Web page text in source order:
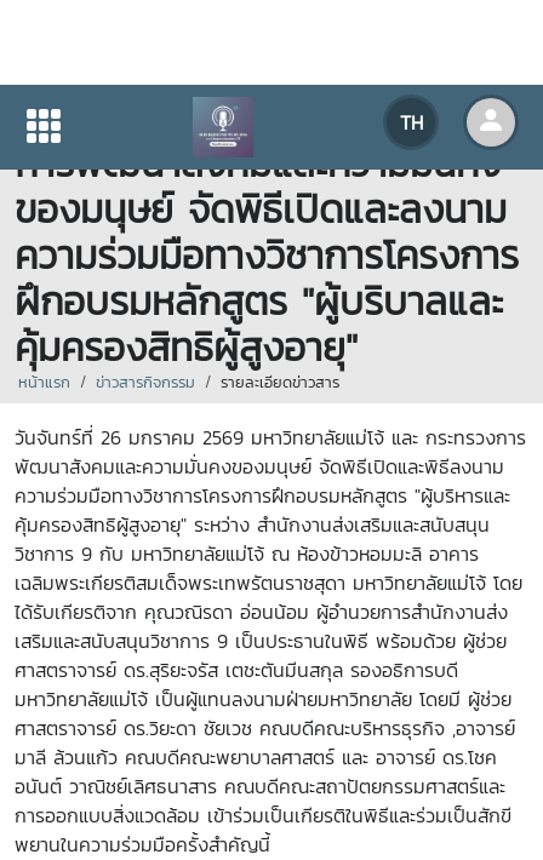
TH
มหาวิทยาลัยแม่โจ้ และ กระทรวง
การพัฒนาสังคมและความมั่นคง
ของมนุษย์ จัดพิธีเปิดและลงนาม
ความร่วมมือทางวิชาการโครงการ
ฝึกอบรมหลักสูตร "ผู้บริบาลและ
คุ้มครองสิทธิผู้สูงอายุ"
หน้าแรก ข่าวสารกิจกรรม รายละเอียดข่าวสาร
วันจันทร์ที่ 26 มกราคม 2569 มหาวิทยาลัยแม่โจ้ และ กระทรวงการ
พัฒนาสังคมและความมั่นคงของมนุษย์ จัดพิธีเปิดและพิธีลงนาม
ความร่วมมือทางวิชาการโครงการฝึกอบรมหลักสูตร "ผู้บริหารและ
คุ้มครองสิทธิผู้สูงอายุ" ระหว่าง สำนักงานส่งเสริมและสนับสนุน
วิชาการ 9 กับ มหาวิทยาลัยแม่โจ้ ณ ห้องข้าวหอมมะลิ อาคาร
เฉลิมพระเกียรติสมเด็จพระเทพรัตนราชสุดา มหาวิทยาลัยแม่โจ้ โดย
ได้รับเกียรติจาก คุณวณิรดา อ่อนน้อม ผู้อำนวยการสำนักงานส่ง
เสริมและสนับสนุนวิชาการ 9 เป็นประธานในพิธี พร้อมด้วย ผู้ช่วย
ศาสตราจารย์ ดร.สุริยะจรัส เตชะตันมีนสกุล รองอธิการบดี
มหาวิทยาลัยแม่โจ้ เป็นผู้แทนลงนามฝ่ายมหาวิทยาลัย โดยมี ผู้ช่วย
ศาสตราจารย์ ดร.วิยะดา ชัยเวช คณบดีคณะบริหารธุรกิจ ,อาจารย์
มาลี ล้วนแก้ว คณบดีคณะพยาบาลศาสตร์ และ อาจารย์ ดร.โชค
อนันต์ วาณิชย์เลิศธนาสาร คณบดีคณะสถาปัตยกรรมศาสตร์และ
การออกแบบสิ่งแวดล้อม เข้าร่วมเป็นเกียรติในพิธีและร่วมเป็นสักขี
พยานในความร่วมมือครั้งสำคัญนี้